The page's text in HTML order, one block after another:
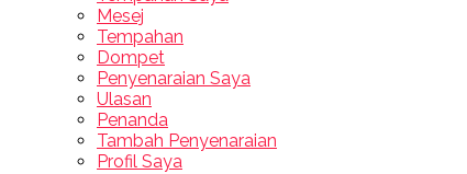
Mesej
Tempahan
Dompet
Penyenaraian Saya
Ulasan
Penanda
Tambah Penyenaraian
Profil Saya